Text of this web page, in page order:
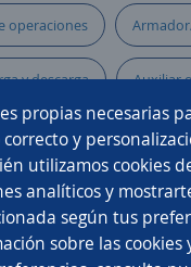
propias necesarias
y
utilizamos cookies
analíticos y
según tus
sobre las cookies
operaciones
y descarga Auxiliar
Técnico/a
Mezclador/a
Producción
es más fácil en la